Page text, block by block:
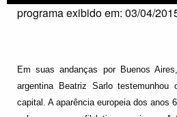
programa exibido em: 03/04/
Em suas andanças por Buenos
argentina Beatriz Sarlo
capital. A aparência europeia dos anos